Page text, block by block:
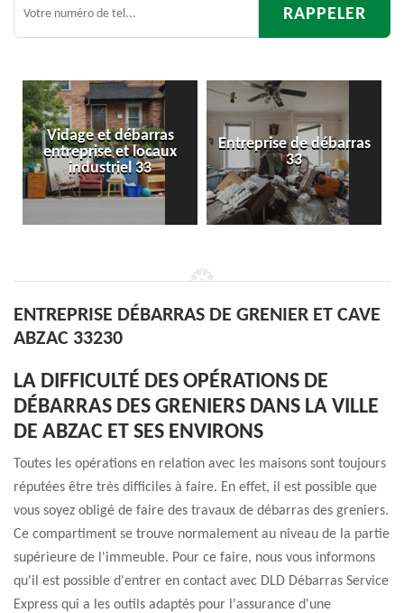
Entreprise de débarras
33
Débarras
d'appartement 33
ENTREPRISE DÉBARRAS DE GRENIER ET CAVE
ABZAC 33230
LA DIFFICULTÉ DES OPÉRATIONS DE
DÉBARRAS DES GRENIERS DANS LA VILLE
DE ABZAC ET SES ENVIRONS
Toutes les opérations en relation avec les maisons sont toujours
réputées être très difficiles à faire. En effet, il est possible que
vous soyez obligé de faire des travaux de débarras des greniers.
Ce compartiment se trouve normalement au niveau de la partie
supérieure de l'immeuble. Pour ce faire, nous vous informons
qu'il est possible d'entrer en contact avec DLD Débarras Service
Express qui a les outils adaptés pour l'assurance d'une